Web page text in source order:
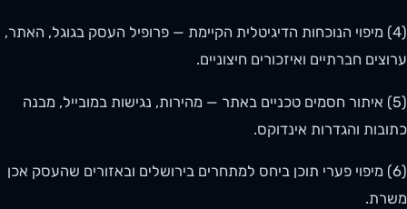
(4) מיפוי הנוכחות הדיגיטלית הקיימת — פרופיל העסק בגוגל, האתר,
ערוצים חברתיים ואיזכורים חיצוניים.
(5) איתור חסמים טכניים באתר — מהירות, נגישות במובייל, מבנה
כתובות והגדרות אינדוקס.
(6) מיפוי פערי תוכן ביחס למתחרים בירושלים ובאזורים שהעסק אכן
משרת.